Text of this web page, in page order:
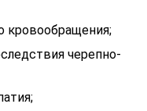
кровообращения;
черепно-